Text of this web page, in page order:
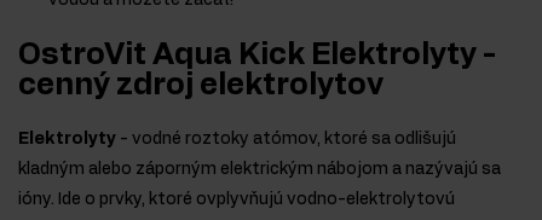
OstroVit Aqua Kick Elektrolyty -
cenný zdroj elektrolytov
Elektrolyty - vodné roztoky atómov, ktoré sa odlišujú
kladným alebo záporným elektrickým nábojom a nazývajú sa
ióny. Ide o prvky, ktoré ovplyvňujú vodno-elektrolytovú